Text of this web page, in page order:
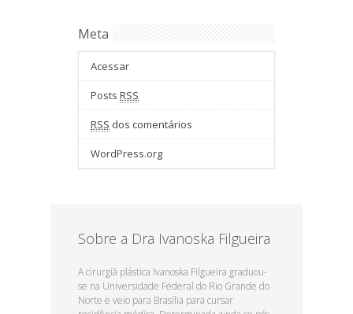
Meta
Acessar
Posts RSS
RSS dos comentários
WordPress.org
Sobre a Dra Ivanoska Filgueira
A cirurgiã plástica Ivanoska Filgueira graduou-
se na Universidade Federal do Rio Grande do
Norte e veio para Brasília para cursar